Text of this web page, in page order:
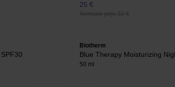
25 €
Normale prijs 32 €
Biotherm
Blue Therapy Moisturizing
50 ml